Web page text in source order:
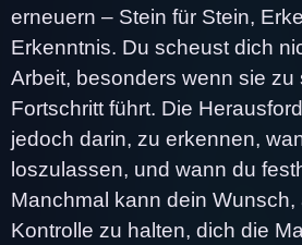
erneuern – Stein für Stein,
Erkenntnis. Du scheust dich
Arbeit, besonders wenn sie zu
Fortschritt führt. Die
jedoch darin, zu erkennen,
loszulassen, und wann du
Manchmal kann dein Wunsch,
Kontrolle zu halten, dich die